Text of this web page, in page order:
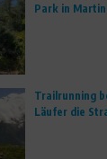
Park in
Trailrunning
Läufer die